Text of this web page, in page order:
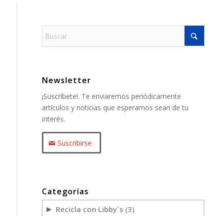
Newsletter
¡Suscríbete!. Te enviaremos periódicamente
artículos y noticias que esperamos sean de tu
interés.
Suscribirse
Categorías
► Recicla con Libby´s (3)